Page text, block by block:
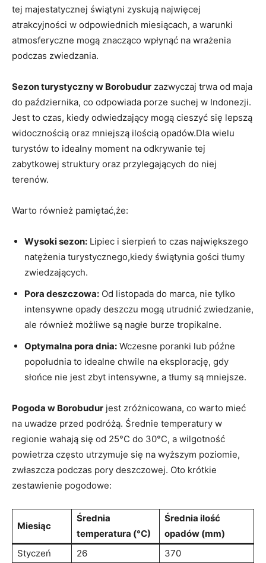
tej majestatycznej świątyni zyskują najwięcej
atrakcyjności w odpowiednich miesiącach, a warunki
atmosferyczne mogą znacząco wpłynąć na wrażenia
podczas zwiedzania.
Sezon turystyczny w Borobudur zazwyczaj trwa od maja
do października, co odpowiada porze suchej w Indonezji.
Jest to czas, kiedy odwiedzający mogą cieszyć się lepszą
widocznością oraz mniejszą ilością opadów.Dla wielu
turystów to idealny moment na odkrywanie tej
zabytkowej struktury oraz przylegających do niej
terenów.
Warto również pamiętać,że:
Wysoki sezon: Lipiec i sierpień to czas największego
natężenia turystycznego,kiedy świątynia gości tłumy
zwiedzających.
Pora deszczowa: Od listopada do marca, nie tylko
intensywne opady deszczu mogą utrudnić zwiedzanie,
ale również możliwe są nagłe burze tropikalne.
Optymalna pora dnia: Wczesne poranki lub późne
popołudnia to idealne chwile na eksplorację, gdy
słońce nie jest zbyt intensywne, a tłumy są mniejsze.
Pogoda w Borobudur jest zróżnicowana, co warto mieć
na uwadze przed podróżą. Średnie temperatury w
regionie wahają się od 25°C do 30°C, a wilgotność
powietrza często utrzymuje się na wyższym poziomie,
zwłaszcza podczas pory deszczowej. Oto krótkie
zestawienie pogodowe:
Miesiąc
Średnia
temperatura (°C)
Średnia ilość
opadów (mm)
Styczeń
26
370